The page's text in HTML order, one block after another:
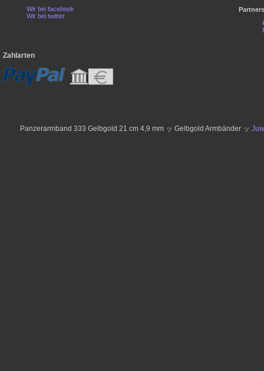
Wir bei facebook
Wir bei twitter
Zahlarten
Panzerarmband 333 Gelbgold 21 cm 4,9 mm ッ Gelbgold Armbänder ッ